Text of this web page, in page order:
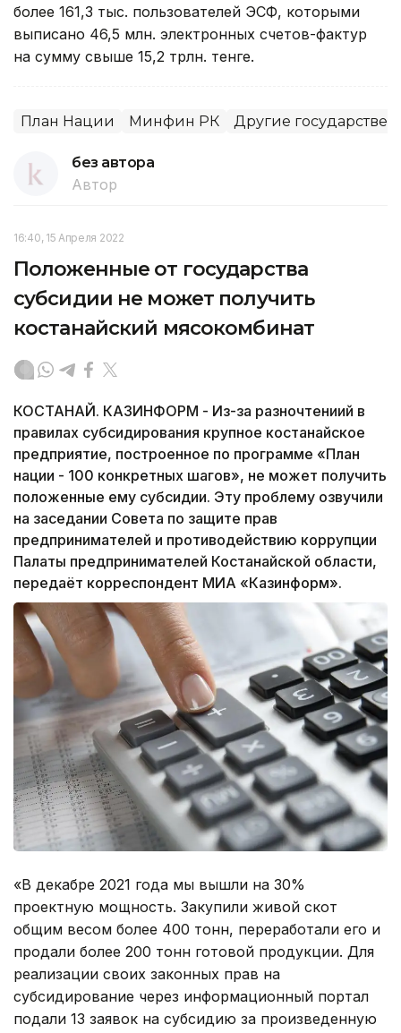
более 161,3 тыс. пользователей ЭСФ, которыми
выписано 46,5 млн. электронных счетов-фактур
на сумму свыше 15,2 трлн. тенге.
План Нации Минфин РК Другие
без автора
Автор
16:40, 15 Апреля 2022
Положенные от государства
субсидии не может получить
костанайский мясокомбинат
КОСТАНАЙ. КАЗИНФОРМ - Из-за разночтениий в
правилах субсидирования крупное костанайское
предприятие, построенное по программе «План
нации - 100 конкретных шагов», не может получить
положенные ему субсидии. Эту проблему озвучили
на заседании Совета по защите прав
предпринимателей и противодействию коррупции
Палаты предпринимателей Костанайской области,
передаёт корреспондент МИА «Казинформ».
«В декабре 2021 года мы вышли на 30%
проектную мощность. Закупили живой скот
общим весом более 400 тонн, переработали его и
продали более 200 тонн готовой продукции. Для
реализации своих законных прав на
субсидирование через информационный портал
подали 13 заявок на субсидию за произведенную